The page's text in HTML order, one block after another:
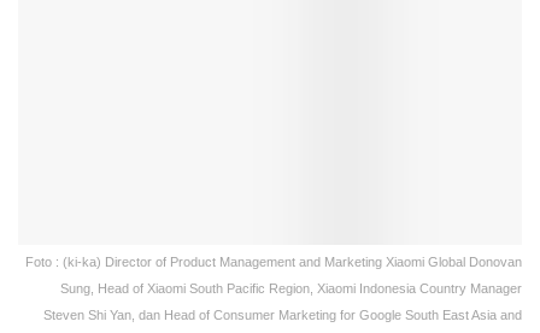
Foto : (ki-ka) Director of Product Management and Marketing Xiaomi Global Donovan
Sung, Head of Xiaomi South Pacific Region, Xiaomi Indonesia Country Manager
Steven Shi Yan, dan Head of Consumer Marketing for Google South East Asia and